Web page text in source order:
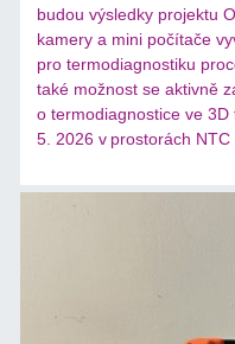
budou výsledky projektu
kamery a mini počítače
pro termodiagnostiku
také možnost se aktivně
o termodiagnostice ve 3D
5. 2026 v prostorách